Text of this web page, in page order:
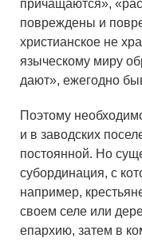
причащаются»,
повреждены и
христианское не
языческому миру
дают», ежегодно
Поэтому
и в заводских
постоянной. Но
субординация, с
например,
своем селе или
епархию, затем в